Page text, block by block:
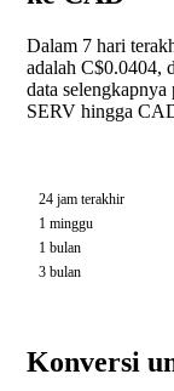
Dalam 7 hari
adalah C$0.0404,
data
SERV hingga
24 jam terakhir
1 minggu
1 bulan
3 bulan
Konversi